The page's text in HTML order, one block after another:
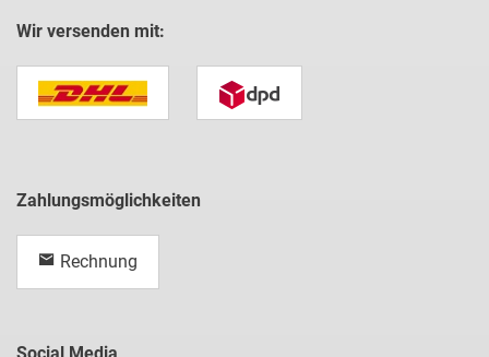
Wir versenden mit:
Zahlungsmöglichkeiten
Rechnung